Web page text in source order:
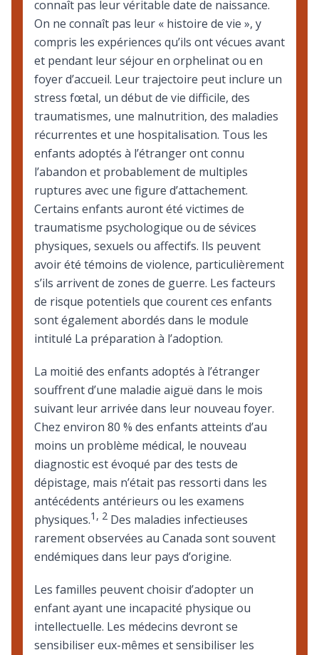
connaît pas leur véritable date de naissance.
On ne connaît pas leur « histoire de vie », y
compris les expériences qu’ils ont vécues avant
et pendant leur séjour en orphelinat ou en
foyer d’accueil. Leur trajectoire peut inclure un
stress fœtal, un début de vie difficile, des
traumatismes, une malnutrition, des maladies
récurrentes et une hospitalisation. Tous les
enfants adoptés à l’étranger ont connu
l’abandon et probablement de multiples
ruptures avec une figure d’attachement.
Certains enfants auront été victimes de
traumatisme psychologique ou de sévices
physiques, sexuels ou affectifs. Ils peuvent
avoir été témoins de violence, particulièrement
s’ils arrivent de zones de guerre. Les facteurs
de risque potentiels que courent ces enfants
sont également abordés dans le module
intitulé La préparation à l’adoption.
La moitié des enfants adoptés à l’étranger
souffrent d’une maladie aiguë dans le mois
suivant leur arrivée dans leur nouveau foyer.
Chez environ 80 % des enfants atteints d’au
moins un problème médical, le nouveau
diagnostic est évoqué par des tests de
dépistage, mais n’était pas ressorti dans les
antécédents antérieurs ou les examens
physiques.1 , 2 Des maladies infectieuses
rarement observées au Canada sont souvent
endémiques dans leur pays d’origine.
Les familles peuvent choisir d’adopter un
enfant ayant une incapacité physique ou
intellectuelle. Les médecins devront se
sensibiliser eux-mêmes et sensibiliser les